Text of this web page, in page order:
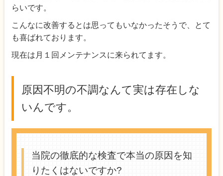
らいです。
こんなに改善するとは思ってもいなかったそうで、とて
も喜ばれております。
現在は月１回メンテナンスに来られてます。
原因不明の不調なんて実は存在しな
いんです。
当院の徹底的な検査で本当の原因を知
りたくはないですか?